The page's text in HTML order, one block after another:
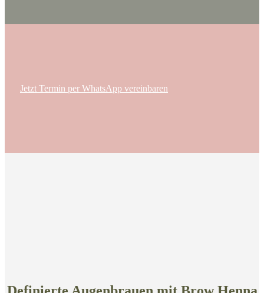
Jetzt Termin per WhatsApp vereinbaren